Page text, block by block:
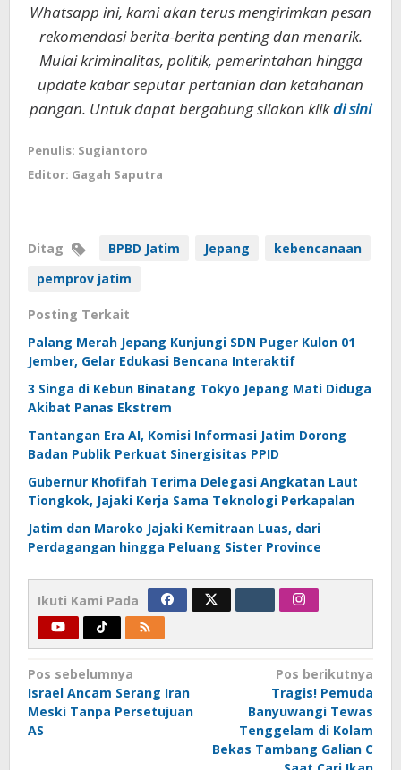
Whatsapp ini, kami akan terus mengirimkan pesan
rekomendasi berita-berita penting dan menarik.
Mulai kriminalitas, politik, pemerintahan hingga
update kabar seputar pertanian dan ketahanan
pangan. Untuk dapat bergabung silakan klikdi sini
Penulis: Sugiantoro
Editor: Gagah Saputra
Ditag BPBD Jatim Jepang
kebencanaan
pemprov jatim
Posting Terkait
Palang Merah Jepang Kunjungi SDN Puger Kulon 01
Jember, Gelar Edukasi Bencana Interaktif
3 Singa di Kebun Binatang Tokyo Jepang Mati Diduga
Akibat Panas Ekstrem
Tantangan Era AI, Komisi Informasi Jatim Dorong
Badan Publik Perkuat Sinergisitas PPID
Gubernur Khofifah Terima Delegasi Angkatan Laut
Tiongkok, Jajaki Kerja Sama Teknologi Perkapalan
Jatim dan Maroko Jajaki Kemitraan Luas, dari
Perdagangan hingga Peluang Sister Province
Ikuti Kami Pada
Navigasi
pos
Pos sebelumnya
Israel Ancam Serang Iran
Meski Tanpa Persetujuan
AS
Pos berikutnya
Tragis! Pemuda
Banyuwangi Tewas
Tenggelam di Kolam
Bekas Tambang Galian C